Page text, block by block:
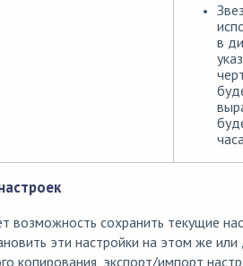
в
возможность сохранить текущие
эти настройки на этом же или
копирования, экспорт/импорт